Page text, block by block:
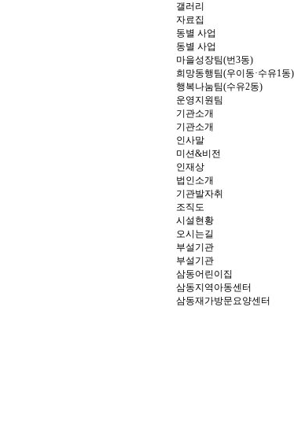
갤러리
자료집
동별 사업
동별 사업
마을성장팀(번3동)
희망동행팀(우이동·수유1동)
행복나눔팀(수유2동)
운영지원팀
기관소개
기관소개
인사말
미션&비전
인재상
법인소개
기관발자취
조직도
시설현황
오시는길
부설기관
부설기관
삼동어린이집
삼동지역아동센터
삼동재가방문요양센터